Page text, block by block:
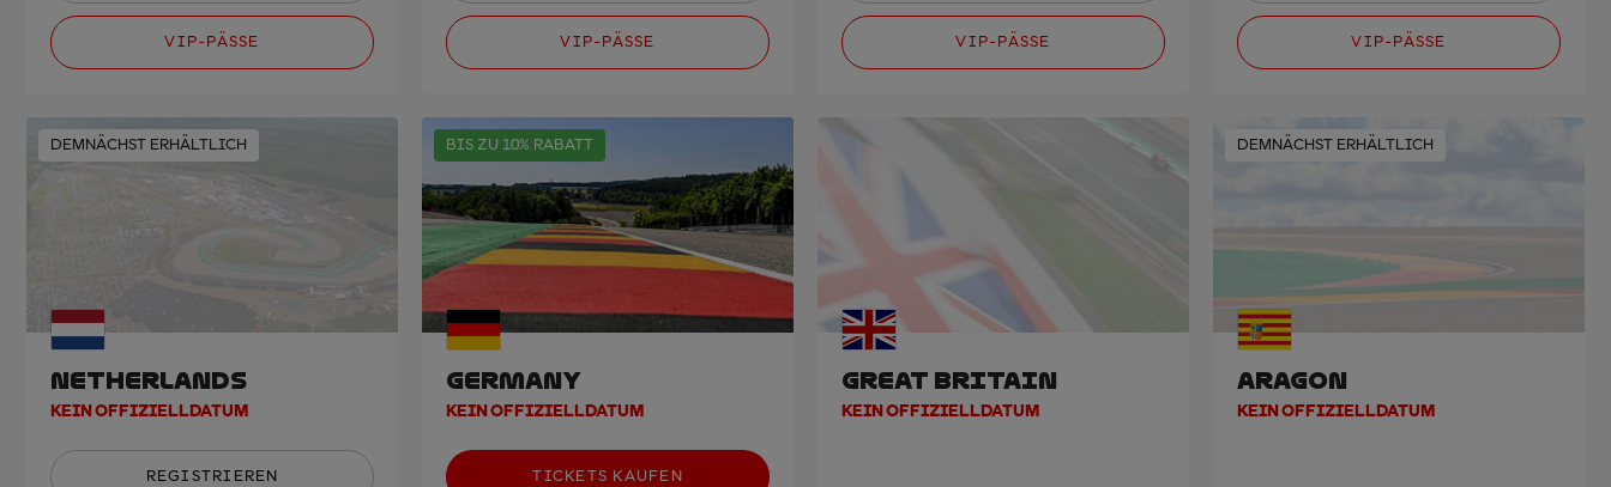
VIP-PÄSSE VIP-PÄSSE VIP-PÄSSE VIP-PÄSSE
DEMNÄCHST ERHÄLTLICH
NETHERLANDS
KEIN OFFIZIELLDATUM
REGISTRIEREN
BIS ZU 10% RABATT
GERMANY
KEIN OFFIZIELLDATUM
TICKETS KAUFEN
GREAT BRITAIN
KEIN OFFIZIELLDATUM
DEMNÄCHST ERHÄLTLICH
ARAGON
KEIN OFFIZIELLDATUM